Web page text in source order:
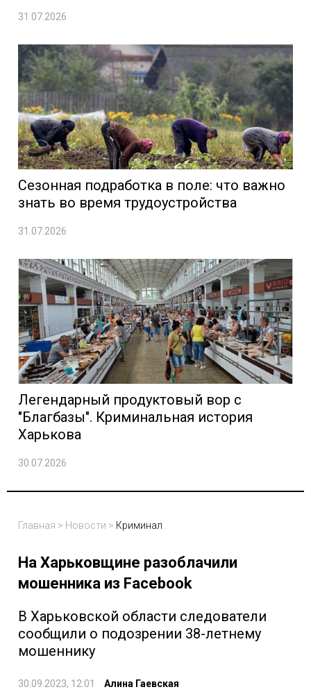
31.07.2026
Сезонная подработка в поле: что важно
знать во время трудоустройства
31.07.2026
Легендарный продуктовый вор с
"Благбазы". Криминальная история
Харькова
30.07.2026
Главная > Новости > Криминал
На Харьковщине разоблачили
мошенника из Facebook
В Харьковской области следователи
сообщили о подозрении 38-летнему
мошеннику
30.09.2023, 12:01 Алина Гаевская